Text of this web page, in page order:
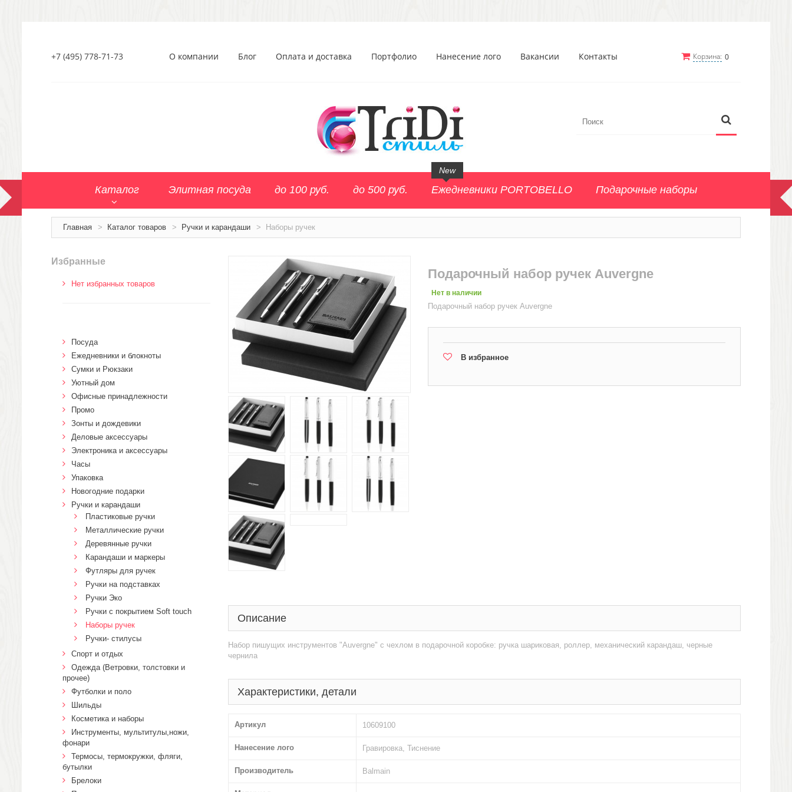
Корзина: 0
+7 (495) 778-71-73 О компании Блог Оплата и доставка Портфолио Нанесение лого Вакансии Контакты
Каталог Элитная посуда до 100 руб. до 500 руб. Ежедневники PORTOBELLO
New
Подарочные наборы
Главная > Каталог товаров > Ручки и карандаши > Наборы ручек
Подарочный набор ручек Auvergne
Нет в наличии
Подарочный набор ручек Auvergne
В избранное
Описание
Набор пишущих инструментов "Auvergne" с чехлом в подарочной коробке: ручка шариковая, роллер, механический карандаш, черные
чернила
Характеристики, детали
Артикул 10609100
Нанесение лого Гравировка, Тиснение
Производитель Balmain
Избранные
Нет избранных товаров
Посуда
Ежедневники и блокноты
Сумки и Рюкзаки
Уютный дом
Офисные принадлежности
Промо
Зонты и дождевики
Деловые аксессуары
Электроника и аксессуары
Часы
Упаковка
Новогодние подарки
Ручки и карандаши
Пластиковые ручки
Металлические ручки
Деревянные ручки
Карандаши и маркеры
Футляры для ручек
Ручки на подставках
Ручки Эко
Ручки с покрытием Soft touch
Наборы ручек
Ручки- стилусы
Спорт и отдых
Одежда (Ветровки, толстовки и
прочее)
Футболки и поло
Шильды
Косметика и наборы
Инструменты, мультитулы,ножи,
фонари
Термосы, термокружки, фляги,
бутылки
Брелоки